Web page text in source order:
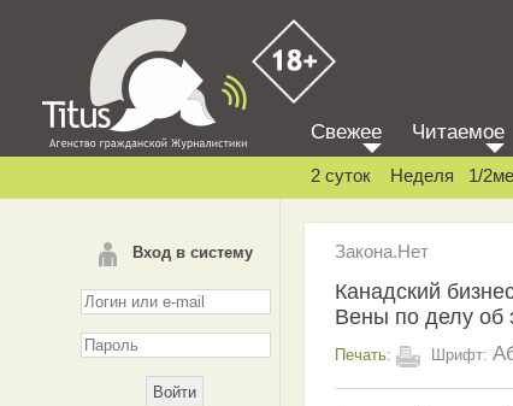
Вход в систему
Свежее Читаемое
2 суток Неделя 1/
Закона.Нет
Канадский
Вены по делу об
Печать: Шрифт: